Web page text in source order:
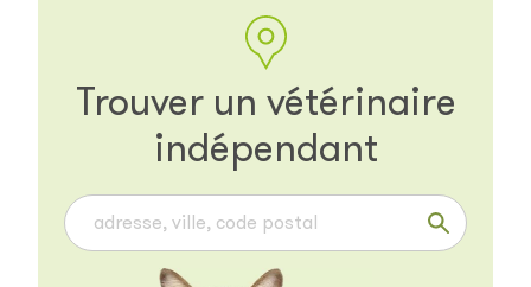
Trouver un vétérinaire
indépendant